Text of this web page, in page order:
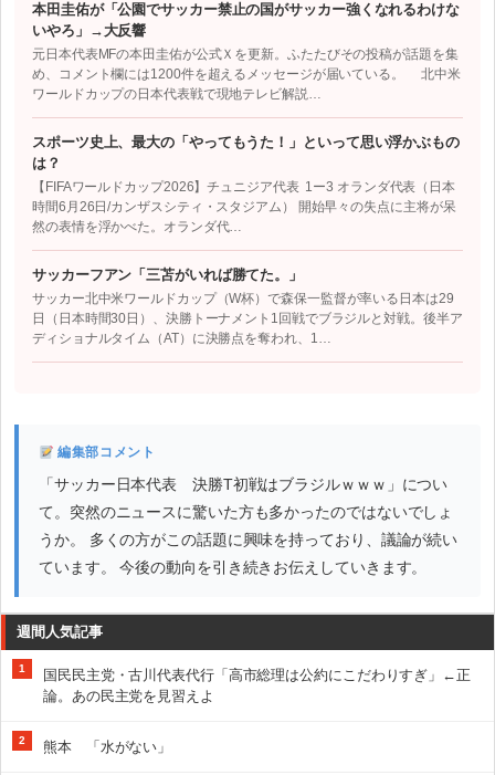
本田圭佑が「公園でサッカー禁止の国がサッカー強くなれるわけな
いやろ」→大反響
元日本代表MFの本田圭佑が公式Ｘを更新。ふたたびその投稿が話題を集
め、コメント欄には1200件を超えるメッセージが届いている。 北中米
ワールドカップの日本代表戦で現地テレビ解説…
スポーツ史上、最大の「やってもうた！」といって思い浮かぶもの
は？
【FIFAワールドカップ2026】チュニジア代表 1ー3 オランダ代表（日本
時間6月26日/カンザスシティ・スタジアム） 開始早々の失点に主将が呆
然の表情を浮かべた。オランダ代…
サッカーフアン「三苫がいれば勝てた。」
サッカー北中米ワールドカップ（W杯）で森保一監督が率いる日本は29
日（日本時間30日）、決勝トーナメント1回戦でブラジルと対戦。後半ア
ディショナルタイム（AT）に決勝点を奪われ、1…
編集部コメント
「サッカー日本代表 決勝T初戦はブラジルｗｗｗ」につい
て。突然のニュースに驚いた方も多かったのではないでしょ
うか。 多くの方がこの話題に興味を持っており、議論が続い
ています。 今後の動向を引き続きお伝えしていきます。
週間人気記事
1
国民民主党・古川代表代行「高市総理は公約にこだわりすぎ」←正
論。あの民主党を見習えよ
2 熊本 「水がない」